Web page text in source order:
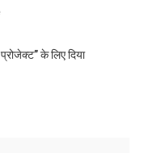
के लिए दिया